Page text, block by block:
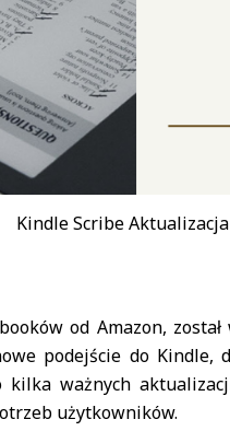
Kindle Scribe Aktualizacja
od Amazon,
podejście do Kindle,
kilka ważnych
użytkowników.